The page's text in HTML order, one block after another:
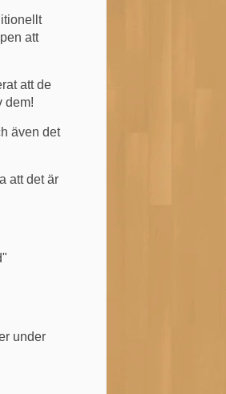
att
att de
dem!
även det
att det är
under